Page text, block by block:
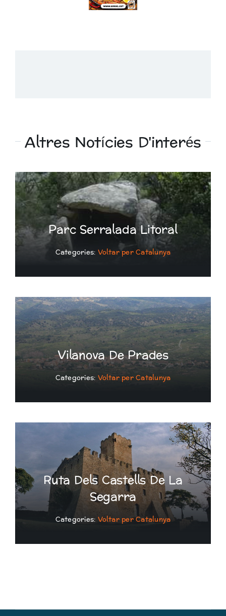
Altres Notícies D'interés
Parc Serralada Litoral
Categories: Voltar per Catalunya
Vilanova De Prades
Categories: Voltar per Catalunya
Ruta Dels Castells De La
Segarra
Categories: Voltar per Catalunya